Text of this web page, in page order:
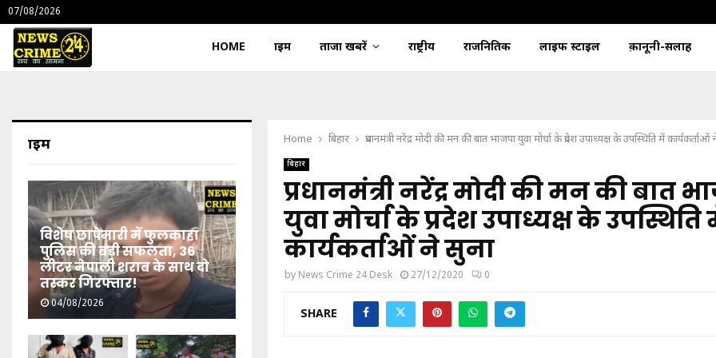
07/08/2026
HOME क्राइम ताजा खबरें राष्ट्रीय राजनितिक लाइफ स्टाइल क़ानूनी-सलाह
Home बिहार प्रधानमंत्री नरेंद्र मोदी की मन की बात भाजपा युवा मोर्चा के प्रदेश उपाध्यक्ष के उपस्थिति में कार्यकर्ताओं
बिहार
प्रधानमंत्री नरेंद्र मोदी की मन की बात
युवा मोर्चा के प्रदेश उपाध्यक्ष के उपस्थिति
कार्यकर्ताओं ने सुना
by News Crime 24 Desk 27/12/2020 0
SHARE
क्राइम
विशेष छापेमारी में फुलकाहा
पुलिस की बड़ी सफलता, 36
लीटर नेपाली शराब के साथ दो
तस्कर गिरफ्तार!
04/08/2026